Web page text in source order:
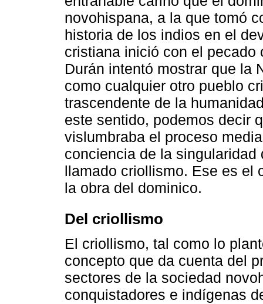
novohispana, a la que tomó
historia de los indios en el
cristiana inició con el
Durán intentó mostrar que la
como cualquier otro pueblo
trascendente de la
este sentido, podemos decir
vislumbraba el proceso
conciencia de la
llamado criollismo. Ese es el
la obra del dominico.
Del criollismo
El criollismo, tal como lo
concepto que da cuenta del
sectores de la sociedad
conquistadores e indígenas